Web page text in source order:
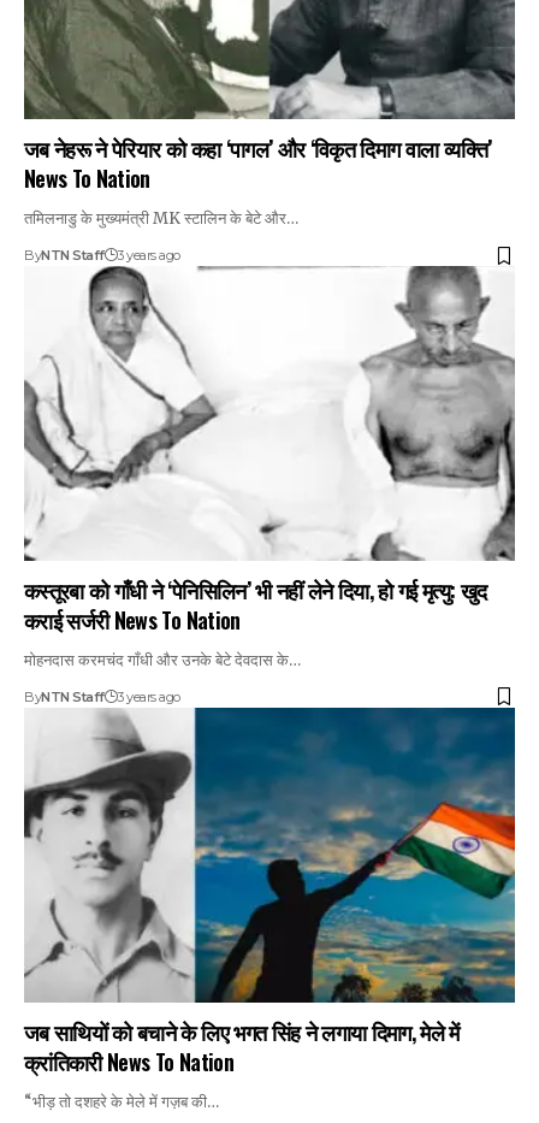
जब नेहरू ने पेरियार को कहा ‘पागल’ और ‘विकृत दिमाग वाला व्यक्ति’
News To Nation
तमिलनाडु के मुख्यमंत्री MK स्टालिन के बेटे और…
ByNTN Staff 3 years ago
कस्तूरबा को गाँधी ने ‘पेनिसिलिन’ भी नहीं लेने दिया, हो गई मृत्यु: खुद
कराई सर्जरी News To Nation
मोहनदास करमचंद गाँधी और उनके बेटे देवदास के…
ByNTN Staff 3 years ago
जब साथियों को बचाने के लिए भगत सिंह ने लगाया दिमाग, मेले में
क्रांतिकारी News To Nation
“भीड़ तो दशहरे के मेले में गज़ब की…